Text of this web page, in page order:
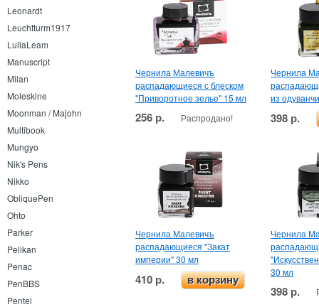
Leonardt
Leuchtturm1917
LullaLeam
Manuscript
Milan
Moleskine
Moonman / Majohn
Multibook
Mungyo
Nik's Pens
Nikko
ObliquePen
Ohto
Parker
Pelikan
Penac
PenBBS
Pentel
Чернила Малевичъ
распадающиеся с блеском
"Приворотное зелье" 15 мл
256 р. Распродано!
Чернила
из
398 р.
Чернила Малевичъ
распадающиеся "Закат
империи" 30 мл
410 р. в корзину
Чернила
30 мл
398 р.